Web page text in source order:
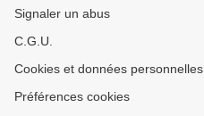
Signaler un abus
C.G.U.
Cookies et données personnelles
Préférences cookies